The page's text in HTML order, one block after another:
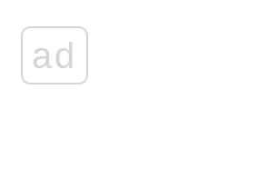
ad